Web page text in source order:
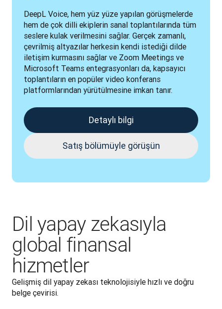
DeepL Voice, hem yüz yüze yapılan görüşmelerde
hem de çok dilli ekiplerin sanal toplantılarında tüm
seslere kulak verilmesini sağlar. Gerçek zamanlı,
çevrilmiş altyazılar herkesin kendi istediği dilde
iletişim kurmasını sağlar ve Zoom Meetings ve
Microsoft Teams entegrasyonları da, kapsayıcı
toplantıların en popüler video konferans
platformlarından yürütülmesine imkan tanır.
Detaylı bilgi
Satış bölümüyle görüşün
Dil yapay zekasıyla
global finansal
hizmetler
Gelişmiş dil yapay zekası teknolojisiyle hızlı ve doğru
belge çevirisi.